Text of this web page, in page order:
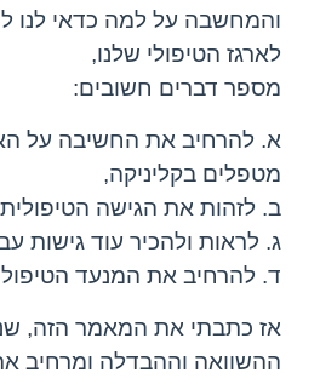
לארגז הטיפולי שלנו,
מספר דברים חשובים:
א. להרחיב את החשיבה על
מטפלים בקליניקה,
ב. לזהות את הגישה הטיפולית
ג. לראות ולהכיר עוד גישות
ד. להרחיב את המנעד
אז כתבתי את המאמר הזה,
ההשוואה וההבדלה ומרחיב